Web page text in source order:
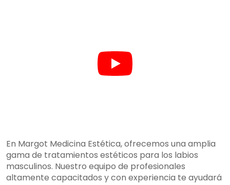
En Margot Medicina Estética, ofrecemos una amplia
gama de tratamientos estéticos para los labios
masculinos. Nuestro equipo de profesionales
altamente capacitados y con experiencia te ayudará